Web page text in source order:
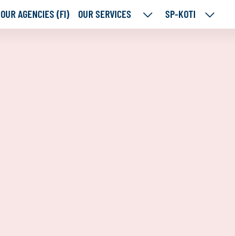
OUR AGENCIES (FI) OUR SERVICES
OUR
SP-KOTI
SP-